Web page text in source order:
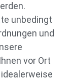
unbedingt
und
vor Ort